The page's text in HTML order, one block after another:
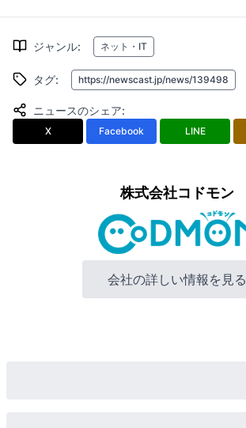
ジャンル: ネット・IT
タグ: https://newscast.jp/news/139498
ニュースのシェア:
X Facebook LINE
株式会社コドモン
会社の詳しい情報を見る